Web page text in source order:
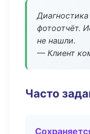
фотоотчёт.
не нашли.
— Клиент
Часто